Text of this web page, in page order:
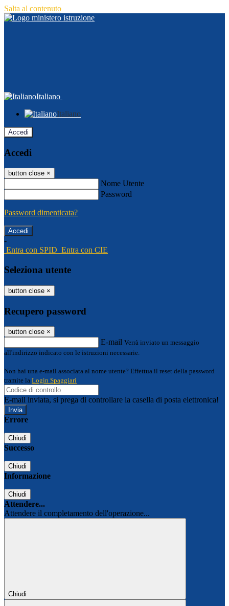
Salta al contenuto
Italiano
Italiano
Accedi
Accedi
button close ×
Nome Utente
Password
Password dimenticata?
-
Entra con SPID Entra con CIE
Seleziona utente
button close ×
Recupero password
button close ×
E-mail Verrà inviato un messaggio
all'indirizzo indicato con le istruzioni necessarie.
Non hai una e-mail associata al nome utente? Effettua il reset della password
tramite la Login Spaggiari
E-mail inviata, si prega di controllare la casella di posta elettronica!
Errore
Chiudi
Successo
Chiudi
Informazione
Chiudi
Attendere...
Attendere il completamento dell'operazione...
Chiudi